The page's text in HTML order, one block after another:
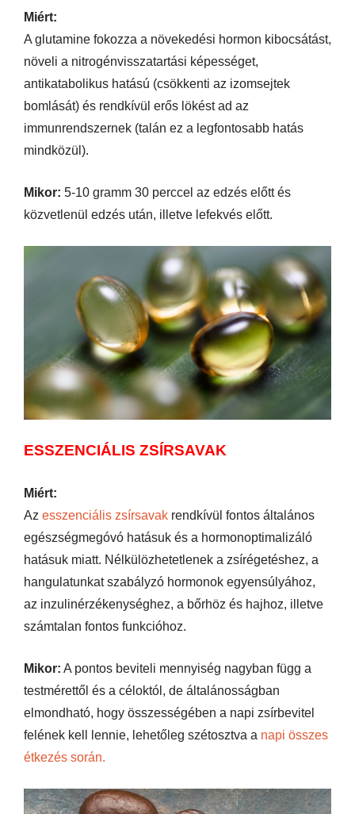
Miért:
A glutamine fokozza a növekedési hormon kibocsátást,
növeli a nitrogénvisszatartási képességet,
antikatabolikus hatású (csökkenti az izomsejtek
bomlását) és rendkívül erős lökést ad az
immunrendszernek (talán ez a legfontosabb hatás
mindközül).
Mikor: 5-10 gramm 30 perccel az edzés előtt és
közvetlenül edzés után, illetve lefekvés előtt.
ESSZENCIÁLIS ZSÍRSAVAK
Miért:
Az esszenciális zsírsavak rendkívül fontos általános
egészségmegóvó hatásuk és a hormonoptimalizáló
hatásuk miatt. Nélkülözhetetlenek a zsírégetéshez, a
hangulatunkat szabályzó hormonok egyensúlyához,
az inzulinérzékenységhez, a bőrhöz és hajhoz, illetve
számtalan fontos funkcióhoz.
Mikor: A pontos beviteli mennyiség nagyban függ a
testmérettől és a céloktól, de általánosságban
elmondható, hogy összességében a napi zsírbevitel
felének kell lennie, lehetőleg szétosztva a napi összes
étkezés során.